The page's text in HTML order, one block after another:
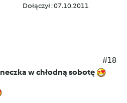
Dołączył : 07.10.2011
#18
w chłodną sobotę